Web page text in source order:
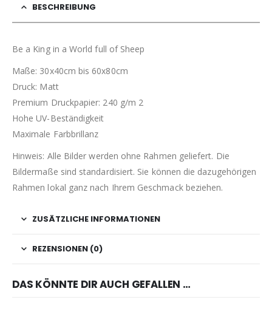
BESCHREIBUNG
Be a King in a World full of Sheep
Maße: 30x40cm bis 60x80cm
Druck: Matt
Premium Druckpapier: 240 g/m 2
Hohe UV-Beständigkeit
Maximale Farbbrillanz
Hinweis: Alle Bilder werden ohne Rahmen geliefert. Die
Bildermaße sind standardisiert. Sie können die dazugehörigen
Rahmen lokal ganz nach Ihrem Geschmack beziehen.
ZUSÄTZLICHE INFORMATIONEN
REZENSIONEN (0)
DAS KÖNNTE DIR AUCH GEFALLEN …